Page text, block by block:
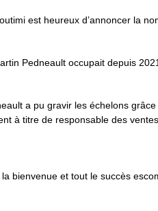
est heureux d’annoncer la
Pedneault occupait depuis
a pu gravir les échelons
à titre de responsable des
bienvenue et tout le succès